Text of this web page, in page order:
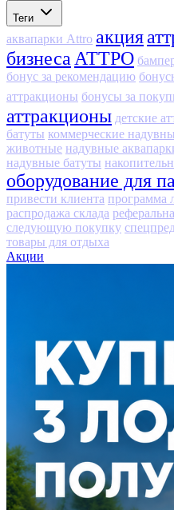
Теги
аквапарки Attro акция
бизнеса АТТРО
бонус за рекомендацию
аттракционы бонусы за
аттракционы детские
батуты коммерческие
животные надувные
надувные батуты
оборудование для
привести клиента программа
распродажа склада
следующую покупку
товары для отдыха
Акции